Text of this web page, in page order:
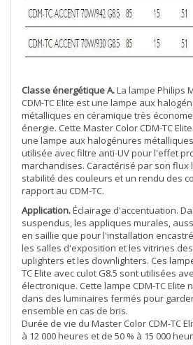
Classe énergétique A.La lampe Philips
CDM-TC Elite est une lampe aux
métalliques en céramique très
énergie. Cette Master Color CDM-TC
une lampe aux halogénures
utilisée avec filtre anti-UV pour l'effet
marchandises. Caractérisé par son flux
stabilité des couleurs et un rendu des
rapport au CDM-TC.
Application.Éclairage d'accentuation.
suspendus, les appliques murales,
en saillie que pour l'installation
les salles d'exposition et les vitrines
uplighters et les downlighters. Ces
TC Elite avec culot G8.5 sont utilisées
électronique. Cette lampe CDM-TC Elite
dans des luminaires fermés pour
ensemble en cas de bris.
Durée de vie du Master Color CDM-TC
à 12 000 heures et de 50 % à 15 000